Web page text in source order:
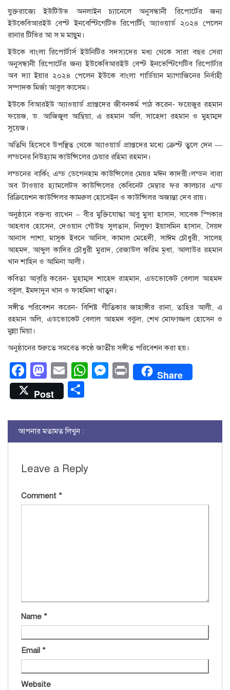
যুক্তরাজ্যে ইউটিউভ অনলাইন চ্যানেলে অনুসন্ধানী রিপোর্টের জন্য
ইউকেবিআরইউ বেস্ট ইনবেস্টিগেটিভ রিপোর্টিং অ্যাওয়ার্ড ২০২৪ পেলেন
রানার টিভির আ স ম মাছুম।
ইউকে বাংলা রিপোর্টার্স ইউনিটির সদস্যদের মধ্য থেকে সারা বছর সেরা
অনুসন্ধানী রিপোর্টের জন্য ইউকেবিআরইউ বেস্ট ইনভেস্টিগেটিব রিপোর্টার
অব দ্যা ইয়ার ২০২৪ পেলেন ইউকে বাংলা গার্ডিয়ান ম্যাগাজিনের নির্বাহী
সম্পাদক মির্জা আবুল কাসেম।
ইউকে বিআরইউ অ্যাওয়ার্ড প্রাপ্তদের জীবনকর্ম পাঠ করেন- ফয়েজুর রহমান
ফয়েজ, ড. আজিজুল আম্বিয়া, এ রহমান অলি, সাহেদা রহমান ও মুহাম্মদ
সুয়েজ।
অতিথি হিসেবে উপস্থিত থেকে অ্যাওয়ার্ড প্রাপ্তদের মধ্যে ক্রেস্ট তুলে দেন —
লন্ডনের নিউহ্যাম কাউন্সিলের চেয়ার রহিমা রহমান।
লন্ডনের বার্কিং এন্ড ডেগেনহাম কাউন্সিলের মেয়র মঈন কাদরী।লন্ডন বারা
অব টাওয়ার হ্যামলেটস কাউন্সিলের কেবিনেট মেম্বার ফর কালচার এন্ড
রিক্রিয়েশন কাউন্সিলর কামরুল হোসেইন ও কাউন্সিলর অজান্তা দেব রায়।
অনুষ্ঠানে বক্তব্য রাখেন – বীর মুক্তিযোদ্ধা আবু মুসা হাসান, সাবেক স্পিকার
আহবাব হোসেন, দেওয়ান গৌউছ সুলতান, নিলুফা ইয়াসমিন হাসান, সৈয়দ
আনাস পাশা, মাসুক ইবনে আনিস, কামাল মেহেদী, সাঈম চৌধুরী, সালেহ
আহমদ, আব্দুল কাদির চৌধুরী মুরাদ, রেজাউল করিম মৃধা, আলাউর রহমান
খান শাহিন ও আমিনা আলী।
কবিতা আবৃত্তি করেন- মুহাম্মদ শাহেদ রাহমান, এডভোকেট বেলাল আহমদ
বকুল, ইমদাদুন খান ও ফাহমিদা খাতুন।
সঙ্গীত পরিবেশন করেন- বিশিষ্ট গীতিকার জাহাঙ্গীর রানা, তাহির আলী, এ
রহমান অলি, এডভোকেট বেলাল আহমদ বকুল, শেখ মোফাজ্জল হোসেন ও
মুন্না মিয়া।
অনুষ্ঠানের শুরুতে সমবেত কণ্ঠে জাতীঁয় সঙ্গীত পরিবেশন করা হয়।
Facebook
Mastodon
EmailWhatsApp
Messenger
PrintShare
Post
আপনার মতামত লিখুন :
Leave a Reply
Comment *
Name *
Email *
Website